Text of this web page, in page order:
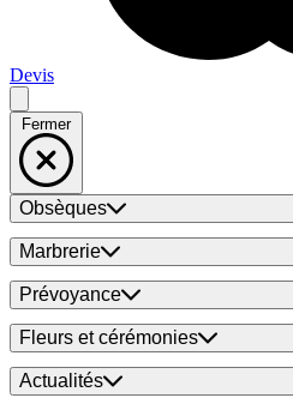
Devis
Fermer
Obsèques
Marbrerie
Prévoyance
Fleurs et cérémonies
Actualités